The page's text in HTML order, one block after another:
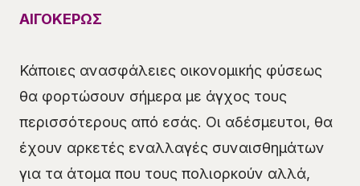
ΑΙΓΟΚΕΡΩΣ
Κάποιες ανασφάλειες οικονομικής φύσεως
θα φορτώσουν σήμερα με άγχος τους
περισσότερους από εσάς. Οι αδέσμευτοι, θα
έχουν αρκετές εναλλαγές συναισθημάτων
για τα άτομα που τους πολιορκούν αλλά,